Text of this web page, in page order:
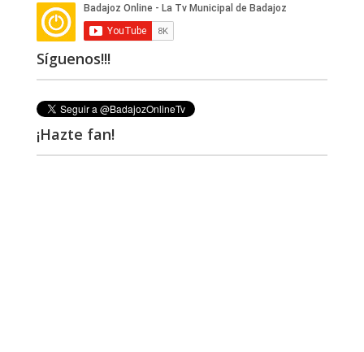
Síguenos!!!
¡Hazte fan!